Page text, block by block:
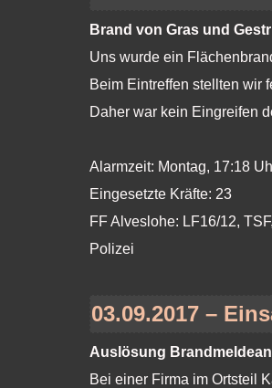
Brand von Gras und
Uns wurde ein
Beim Eintreffen stellten wir
Daher war kein Eingreifen
Alarmzeit: Montag, 17:18
Eingesetzte Kräfte: 23
FF Alveslohe: LF16/12,
Polizei
03.09.2017 –
Auslösung
Bei einer Firma im Ortsteil